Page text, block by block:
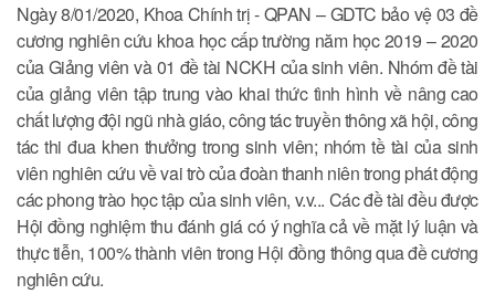
Ngày 8/01/2020, Khoa Chính trị - QPAN – GDTC bảo vệ 03 đề
cương nghiên cứu khoa học cấp trường năm học 2019 – 2020
của Giảng viên và 01 đề tài NCKH của sinh viên. Nhóm đề tài
của giảng viên tập trung vào khai thức tình hình về nâng cao
chất lượng đội ngũ nhà giáo, công tác truyền thông xã hội, công
tác thi đua khen thưởng trong sinh viên; nhóm tề tài của sinh
viên nghiên cứu về vai trò của đoàn thanh niên trong phát động
các phong trào học tập của sinh viên, v.v... Các đề tài đều được
Hội đồng nghiệm thu đánh giá có ý nghĩa cả về mặt lý luận và
thực tiễn, 100% thành viên trong Hội đồng thông qua đề cương
nghiên cứu.